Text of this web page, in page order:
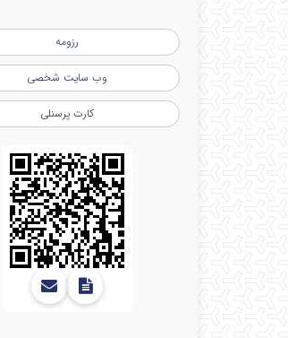
رزومه
وب سایت شخصی
کارت پرسنلی